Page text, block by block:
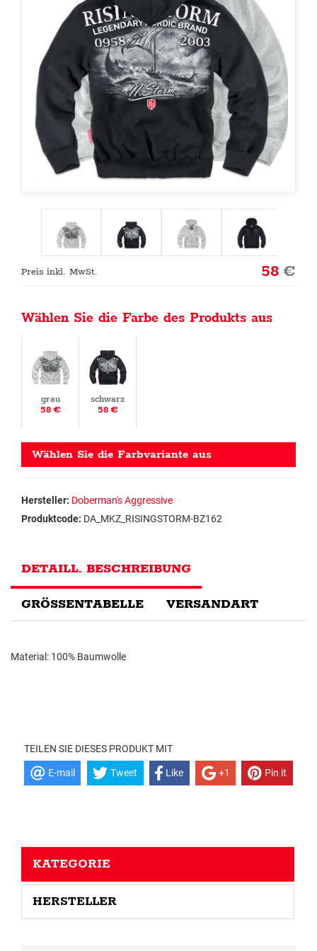
Preis inkl. MwSt. 58€
Wählen Sie die Farbe des Produkts aus
grau
58 €
schwarz
58 €
Wählen Sie die Farbvariante aus
Hersteller: Doberman's Aggressive
Produktcode: DA_MKZ_RISINGSTORM-BZ162
DETAILL. BESCHREIBUNG
GRÖSSENTABELLE VERSANDART
Material: 100% Baumwolle
TEILEN SIE DIESES PRODUKT MIT
E-mail Tweet Like +1 Pin it
KATEGORIE
HERSTELLER